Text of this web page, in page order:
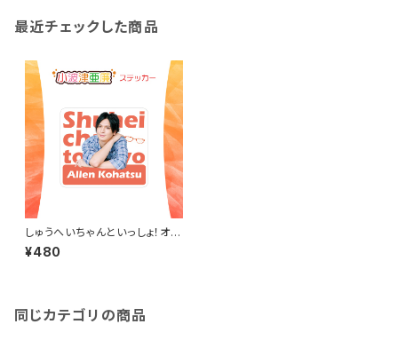
最近チェックした商品
しゅうへいちゃんといっしょ！オリ
ジナルステッカー（小波津亜廉）
¥480
同じカテゴリの商品